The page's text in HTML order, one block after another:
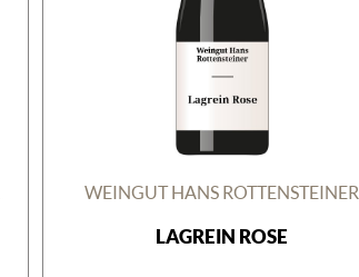
WEINGUT HANS ROTTENSTEINER
LAGREIN ROSE